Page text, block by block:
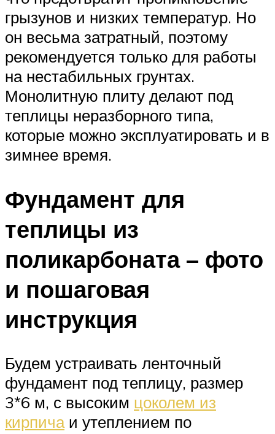
грызунов и низких температур. Но
он весьма затратный, поэтому
рекомендуется только для работы
на нестабильных грунтах.
Монолитную плиту делают под
теплицы неразборного типа,
которые можно эксплуатировать и в
зимнее время.
Фундамент для
теплицы из
поликарбоната – фото
и пошаговая
инструкция
Будем устраивать ленточный
фундамент под теплицу, размер
3*6 м, с высоким цоколем из
кирпичаи утеплением по